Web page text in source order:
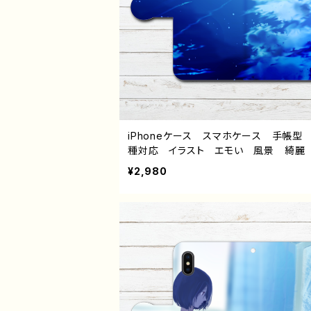
iPhoneケース スマホケース 手帳型
種対応 イラスト エモい 風景 綺麗
い 景色 可愛い女の子 おしゃれ ノ
ジック メンズ レディース 女子
se 8 9 10 Xperia Googlepixel
Android アンドロイド ケース 個
リエイター オリジナル デザイン グ
イトル：蒼の衝撃 作：ヤモリ
¥2,980